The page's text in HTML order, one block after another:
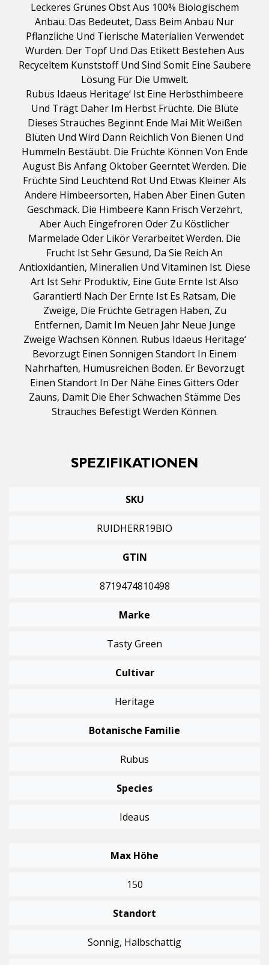
Leckeres Grünes Obst Aus 100% Biologischem
Anbau. Das Bedeutet, Dass Beim Anbau Nur
Pflanzliche Und Tierische Materialien Verwendet
Wurden. Der Topf Und Das Etikett Bestehen Aus
Recyceltem Kunststoff Und Sind Somit Eine Saubere
Lösung Für Die Umwelt.
Rubus Idaeus Heritage‘ Ist Eine Herbsthimbeere
Und Trägt Daher Im Herbst Früchte. Die Blüte
Dieses Strauches Beginnt Ende Mai Mit Weißen
Blüten Und Wird Dann Reichlich Von Bienen Und
Hummeln Bestäubt. Die Früchte Können Von Ende
August Bis Anfang Oktober Geerntet Werden. Die
Früchte Sind Leuchtend Rot Und Etwas Kleiner Als
Andere Himbeersorten, Haben Aber Einen Guten
Geschmack. Die Himbeere Kann Frisch Verzehrt,
Aber Auch Eingefroren Oder Zu Köstlicher
Marmelade Oder Likör Verarbeitet Werden. Die
Frucht Ist Sehr Gesund, Da Sie Reich An
Antioxidantien, Mineralien Und Vitaminen Ist. Diese
Art Ist Sehr Produktiv, Eine Gute Ernte Ist Also
Garantiert! Nach Der Ernte Ist Es Ratsam, Die
Zweige, Die Früchte Getragen Haben, Zu
Entfernen, Damit Im Neuen Jahr Neue Junge
Zweige Wachsen Können. Rubus Idaeus Heritage‘
Bevorzugt Einen Sonnigen Standort In Einem
Nahrhaften, Humusreichen Boden. Er Bevorzugt
Einen Standort In Der Nähe Eines Gitters Oder
Zauns, Damit Die Eher Schwachen Stämme Des
Strauches Befestigt Werden Können.
SPEZIFIKATIONEN
SKU
RUIDHERR19BIO
GTIN
8719474810498
Marke
Tasty Green
Cultivar
Heritage
Botanische Familie
Rubus
Species
Ideaus
Max Höhe
150
Standort
Sonnig, Halbschattig